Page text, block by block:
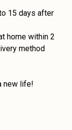
15 days after
home within 2
method
new life!